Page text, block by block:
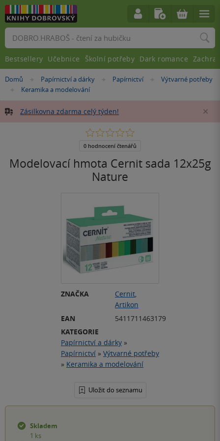
Nacházíte
Domů »Papírnictví a dárky »Papírnictví »
Výtvarné potřeby
»
Keramika a modelování
Zásilkovna zdarma celý týden!
Modelovací hmota Cernit sada 12x25g
Nature
ZNAČKA Cernit,
Artikon
EAN
5411711463179
KATEGORIE
Papírnictví a dárky »
Papírnictví » Výtvarné potřeby
» Keramika a modelování
Uložit do seznamu
0.0
5
0 hodnocení čtenářů
Skladem
1 ks
Vyhledávání
Bestsellery Učebnice Školní potřeby Dark romance